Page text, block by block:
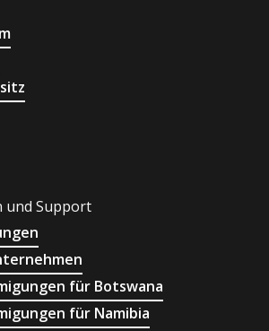
und Support
für Botswana
für Namibia